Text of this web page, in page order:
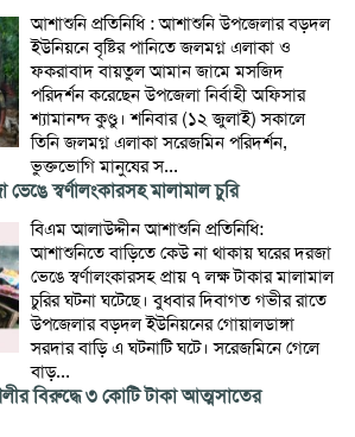
আশাশুনি প্রতিনিধি : আশাশুনি উপজেলার বড়দল
ইউনিয়নে বৃষ্টির পানিতে জলমগ্ন এলাকা ও
ফকরাবাদ বায়তুল আমান জামে মসজিদ
পরিদর্শন করেছেন উপজেলা নির্বাহী অফিসার
শ্যামানন্দ কুণ্ডু। শনিবার (১২ জুলাই) সকালে
তিনি জলমগ্ন এলাকা সরেজমিন পরিদর্শন,
ভুক্তভোগি মানুষের স...
স্বর্ণালংকারসহ মালামাল চুরি
বিএম আলাউদ্দীন আশাশুনি প্রতিনিধি:
আশাশুনিতে বাড়িতে কেউ না থাকায় ঘরের দরজা
ভেঙে স্বর্ণালংকারসহ প্রায় ৭ লক্ষ টাকার মালামাল
চুরির ঘটনা ঘটেছে। বুধবার দিবাগত গভীর রাতে
উপজেলার বড়দল ইউনিয়নের গোয়ালডাঙ্গা
সরদার বাড়ি এ ঘটনাটি ঘটে। সরেজমিনে গেলে
বাড়...
বিরুদ্ধে ৩ কোটি টাকা আত্মসাতের